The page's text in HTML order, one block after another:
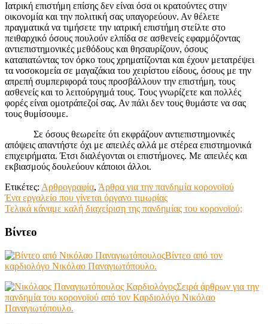
Ιατρική επιστήμη επίσης δεν είναι όσα οι κρατούντες στην
οικονομία και την πολιτική σας υπαγορεύουν. Αν θέλετε
πραγματικά να τιμήσετε την ιατρική επιστήμη στείλτε στο
πειθαρχικό όσους πουλούν ελπίδα σε ασθενείς εφαρμόζοντας
αντιεπιστημονικές μεθόδους και θησαυρίζουν, όσους
καταπατώντας τον όρκο τους χρηματίζονται και έχουν μετατρέψει
τα νοσοκομεία σε μαγαζάκια του χειρίστου είδους, όσους με την
απρεπή συμπεριφορά τους προσβάλλουν την επιστήμη, τους
ασθενείς και το λειτούργημά τους. Τους γνωρίζετε και πολλές
φορές είναι ομοτράπεζοί σας. Αν πάλι δεν τους θυμάστε να σας
τους θυμίσουμε.
Σε όσους θεωρείτε ότι εκφράζουν αντιεπιστημονικές
απόψεις απαντήστε όχι με απειλές αλλά με στέρεα επιστημονικά
επιχειρήματα. Έτσι διαλέγονται οι επιστήμονες. Με απειλές και
εκβιασμούς δουλεύουν κάποιοι άλλοι.
Ετικέτες: Αρθρογραφία, Άρθρα για την πανδημία κορονοϊού
Πλοήγηση
άρθρων
Ένα εργαλείο που γίνεται όργανο τιμωρίας
Τελικά κάναμε καλή διαχείριση της πανδημίας του κορονοϊού;
Βίντεο
Βίντεο από τον
καρδιολόγο Νικόλαο Παναγιωτόπουλο.
Σειρά άρθρων για την
πανδημία του κορονοϊού από τον Καρδιολόγο Νικόλαο
Παναγιωτόπουλο.